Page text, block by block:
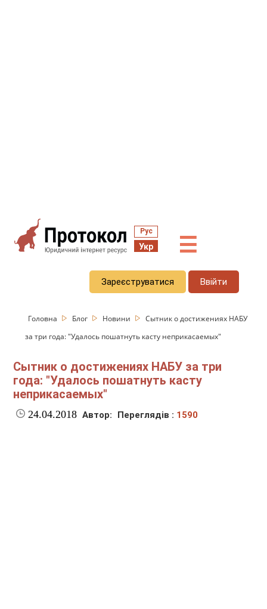
Рус
Укр ☰
Зареєструватися Ввійти
Головна Блог Новини
Сытник о достижениях НАБУ
за три года: "Удалось пошатнуть касту неприкасаемых"
Сытник о достижениях НАБУ за три
года: "Удалось пошатнуть касту
неприкасаемых"
24.04.2018 Автор: Переглядів : 1590